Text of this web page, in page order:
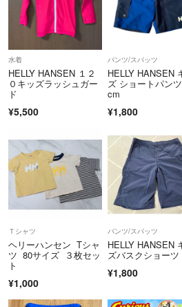
水着
HELLY HANSEN １２
０キッズラッシュガー
ド
¥5,500
パンツ/スパッツ
HELLY HANSEN
ズ ショートパン
cm
¥1,800
Ｔシャツ
ヘリーハンセン Tシャ
ツ 80サイズ ３枚セッ
ト
¥1,000
パンツ/スパッツ
HELLY HANSEN
ズバスクショー
¥1,800